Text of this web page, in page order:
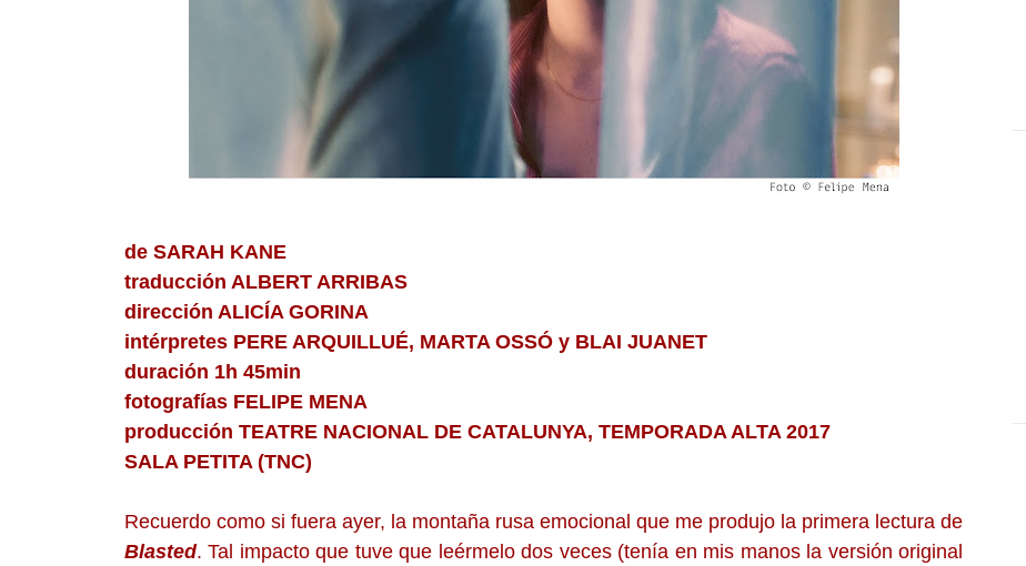
de SARAH KANE
traducción ALBERT ARRIBAS
dirección ALICÍA GORINA
intérpretes PERE ARQUILLUÉ, MARTA OSSÓ y BLAI JUANET
duración 1h 45min
fotografías FELIPE MENA
producción TEATRE NACIONAL DE CATALUNYA, TEMPORADA ALTA 2017
SALA PETITA (TNC)
Recuerdo como si fuera ayer, la montaña rusa emocional que me produjo la primera lectura de
Blasted. Tal impacto que tuve que leérmelo dos veces (tenía en mis manos la versión original